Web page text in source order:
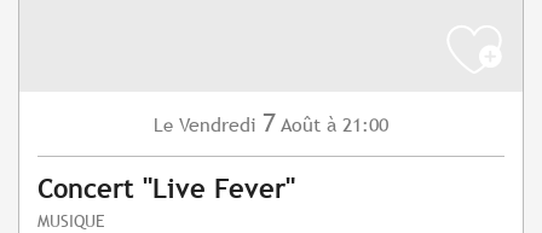
Le Vendredi 7 Août à 21:00
Concert "Live Fever"
MUSIQUE